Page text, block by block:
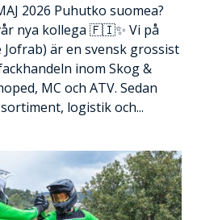
2026 Puhutko suomea?
nya kollega 🇫🇮✨ Vi på
Jofrab) är en svensk grossist
inom Skog &
MC och ATV. Sedan
logistik och...